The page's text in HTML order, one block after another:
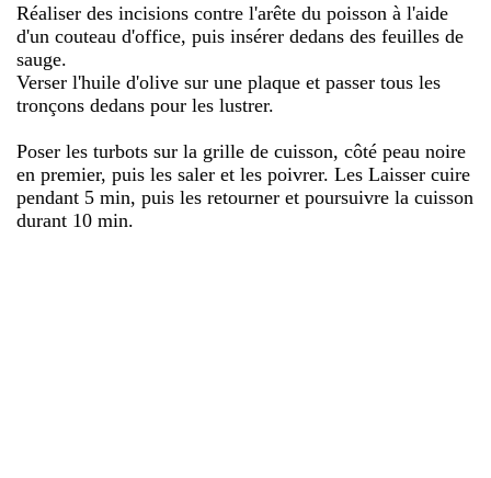
Réaliser des incisions contre l'arête du poisson à l'aide
d'un couteau d'office, puis insérer dedans des feuilles de
sauge.
Verser l'huile d'olive sur une plaque et passer tous les
tronçons dedans pour les lustrer.
Poser les turbots sur la grille de cuisson, côté peau noire
en premier, puis les saler et les poivrer. Les Laisser cuire
pendant 5 min, puis les retourner et poursuivre la cuisson
durant 10 min.